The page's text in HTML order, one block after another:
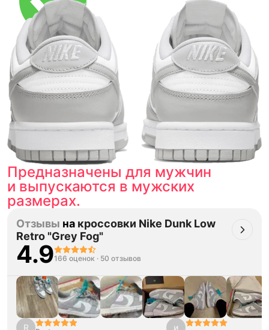
Тройная гарантия
оригинальности
Товар сертифицирован и опломбирован.
Проверяем на оригинальность
по 16 параметрам.
Если придёт подделка — вернём деньги
в трёхкратном размере.
Как мы провеяем товары
Предназначены для мужчин
и выпускаются в мужских
размерах.
Отзывы на кроссовки Nike Dunk Low
Retro "Grey Fog"
4.9166 оценок · 50 отзывов
R и